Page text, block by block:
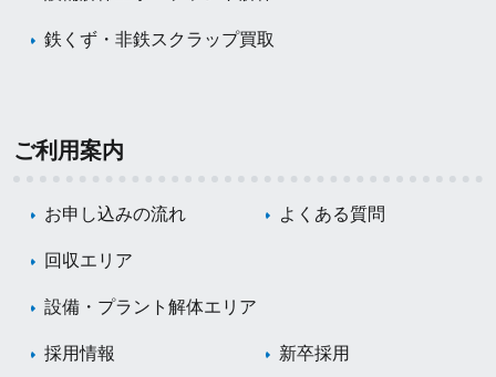
鉄くず・非鉄スクラップ買取
ご利用案内
お申し込みの流れ よくある質問
回収エリア
設備・プラント解体エリア
採用情報 新卒採用